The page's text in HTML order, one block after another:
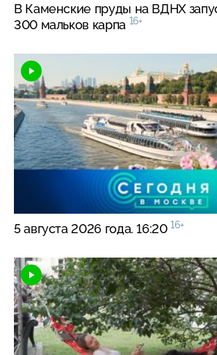
В Каменские пруды на ВДНХ
300 мальков карпа 16+
5 августа 2026 года. 16:20 16+